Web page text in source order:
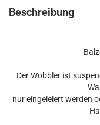
Beschreibung
Der Wobbler ist
nur eingeleiert werden